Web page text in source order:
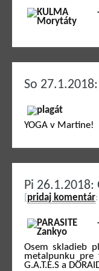
So 27.1.2018:
YOGA v Martine!
Pi 26.1.2018:
pridaj komentár
Osem skladieb
metalpunku pre
G.A.T.E.S a